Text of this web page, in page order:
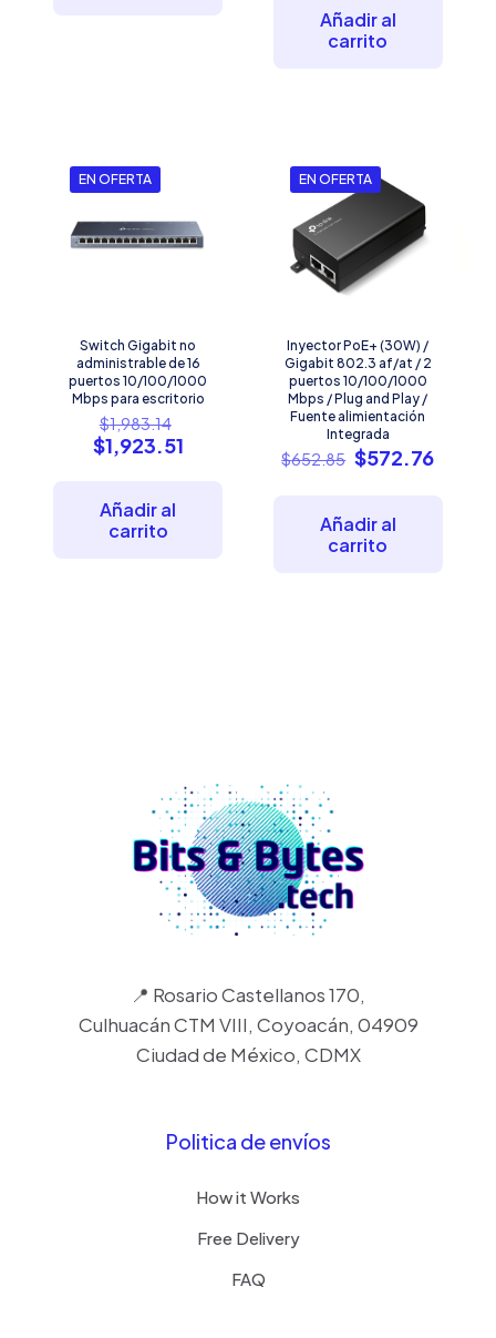
Añadir al
carrito
EN OFERTA
Switch Gigabit no
administrable de 16
puertos 10/100/1000
Mbps para escritorio
$1,983.14
precio
$1,923.51El
Añadir al
carrito
EN OFERTA
Inyector PoE+ (30W) /
Gigabit 802.3 af/at / 2
puertos 10/100/1000
Mbps / Plug and Play /
Fuente alimientación
Integrada
$652.85 El
era:
$652.85.
$572.76El
Añadir al
carrito
📍 Rosario Castellanos 170,
Culhuacán CTM VIII, Coyoacán, 04909
Ciudad de México, CDMX
Politica de envíos
How it Works
Free Delivery
FAQ